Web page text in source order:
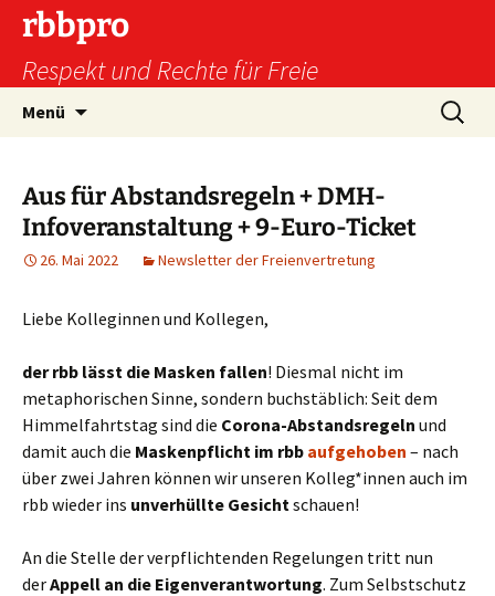
Zum
Inhalt
springen
rbbpro
Respekt und Rechte für Freie
Menü
Suchen
nach:
Aus für Abstandsregeln + DMH-
Infoveranstaltung + 9-Euro-Ticket
26. Mai 2022 Newsletter der Freienvertretung
Liebe Kolleginnen und Kollegen,
der rbb lässt die Masken fallen! Diesmal nicht im
metaphorischen Sinne, sondern buchstäblich: Seit dem
Himmelfahrtstag sind die Corona-Abstandsregeln und
damit auch die Maskenpflicht im rbb aufgehoben – nach
über zwei Jahren können wir unseren Kolleg*innen auch im
rbb wieder ins unverhüllte Gesichtschauen!
An die Stelle der verpflichtenden Regelungen tritt nun
derAppell an die Eigenverantwortung. Zum Selbstschutz